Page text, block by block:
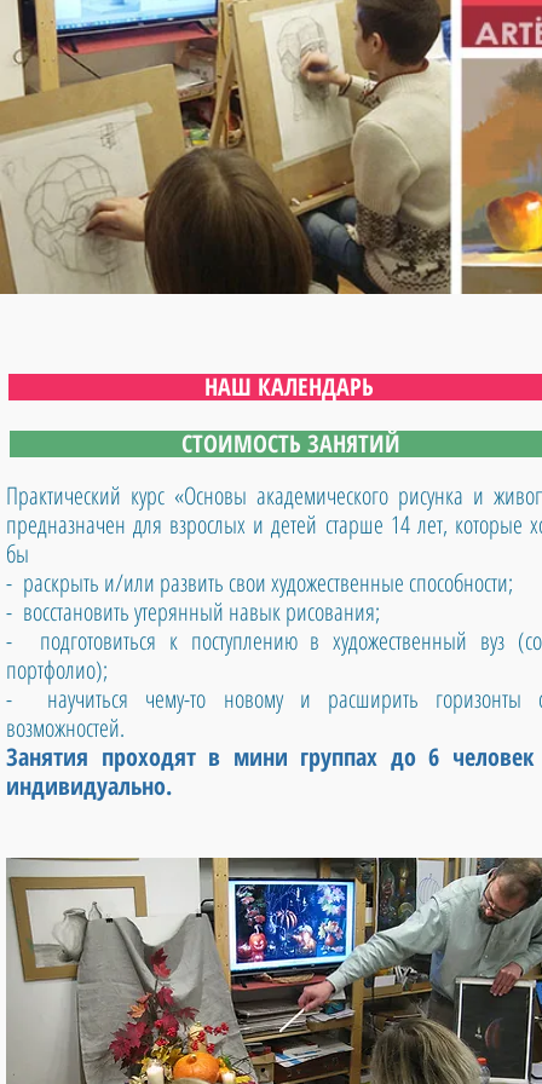
Практический курс «Основы академического рисунка и
предназначен для взрослых и детей старше 14 лет, которые
бы
- раскрыть и/или развить свои художественные способности;
- восстановить утерянный навык рисования;
- подготовиться к поступлению в художественный вуз
портфолио);
- научиться чему-то новому и расширить горизонты
возможностей.
Занятия проходят в мини группах до 6
индивидуально.
НАШ КАЛЕНДАРЬ
СТОИМОСТЬ ЗАНЯТИЙ